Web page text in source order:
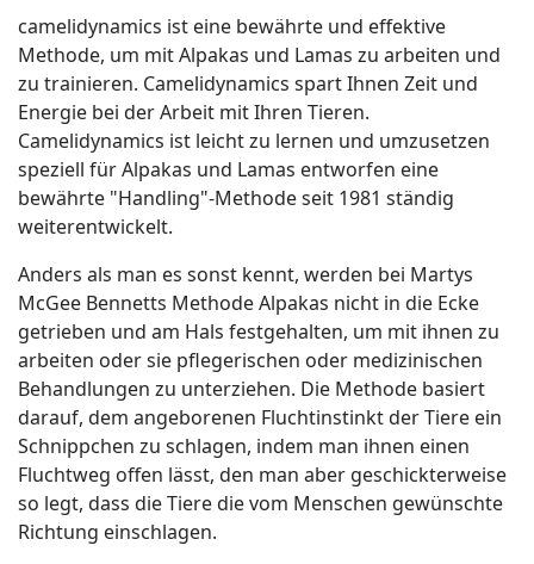
camelidynamics ist eine bewährte und effektive
Methode, um mit Alpakas und Lamas zu arbeiten und
zu trainieren. Camelidynamics spart Ihnen Zeit und
Energie bei der Arbeit mit Ihren Tieren.
Camelidynamics ist leicht zu lernen und umzusetzen
speziell für Alpakas und Lamas entworfen eine
bewährte "Handling"-Methode seit 1981 ständig
weiterentwickelt.
Anders als man es sonst kennt, werden bei Martys
McGee Bennetts Methode Alpakas nicht in die Ecke
getrieben und am Hals festgehalten, um mit ihnen zu
arbeiten oder sie pflegerischen oder medizinischen
Behandlungen zu unterziehen. Die Methode basiert
darauf, dem angeborenen Fluchtinstinkt der Tiere ein
Schnippchen zu schlagen, indem man ihnen einen
Fluchtweg offen lässt, den man aber geschickterweise
so legt, dass die Tiere die vom Menschen gewünschte
Richtung einschlagen.